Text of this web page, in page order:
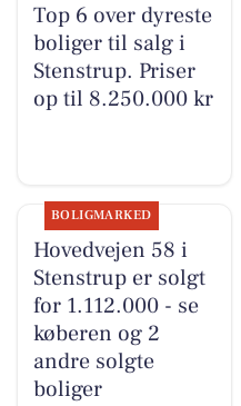
Top 6 over dyreste
boliger til salg i
Stenstrup. Priser
op til 8.250.000 kr
BOLIGMARKED
Hovedvejen 58 i
Stenstrup er solgt
for 1.112.000 - se
køberen og 2
andre solgte
boliger